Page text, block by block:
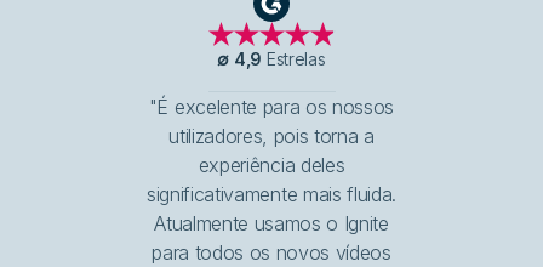
G2
∅ 4,9 Estrelas
"É excelente para os nossos
utilizadores, pois torna a
experiência deles
significativamente mais fluida.
Atualmente usamos o Ignite
para todos os novos vídeos